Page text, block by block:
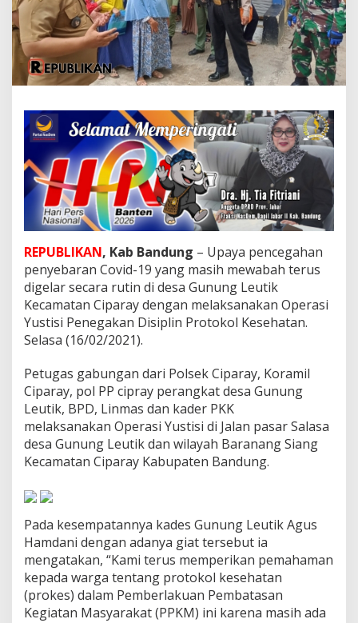
A
g
u
s
H
i
b
u
W
a
r
g
a
S
l
a
l
u
P
a
h
P
r
o
k
e
s
K
M
REPUBLIKAN, Kab Bandung – Upaya pencegahan
penyebaran Covid-19 yang masih mewabah terus
digelar secara rutin di desa Gunung Leutik
Kecamatan Ciparay dengan melaksanakan Operasi
Yustisi Penegakan Disiplin Protokol Kesehatan.
Selasa (16/02/2021).
Petugas gabungan dari Polsek Ciparay, Koramil
Ciparay, pol PP cipray perangkat desa Gunung
Leutik, BPD, Linmas dan kader PKK
melaksanakan Operasi Yustisi di Jalan pasar Salasa
desa Gunung Leutik dan wilayah Baranang Siang
Kecamatan Ciparay Kabupaten Bandung.
Pada kesempatannya kades Gunung Leutik Agus
Hamdani dengan adanya giat tersebut ia
mengatakan, “Kami terus memperikan pemahaman
kepada warga tentang protokol kesehatan
(prokes) dalam Pemberlakuan Pembatasan
Kegiatan Masyarakat (PPKM) ini karena masih ada